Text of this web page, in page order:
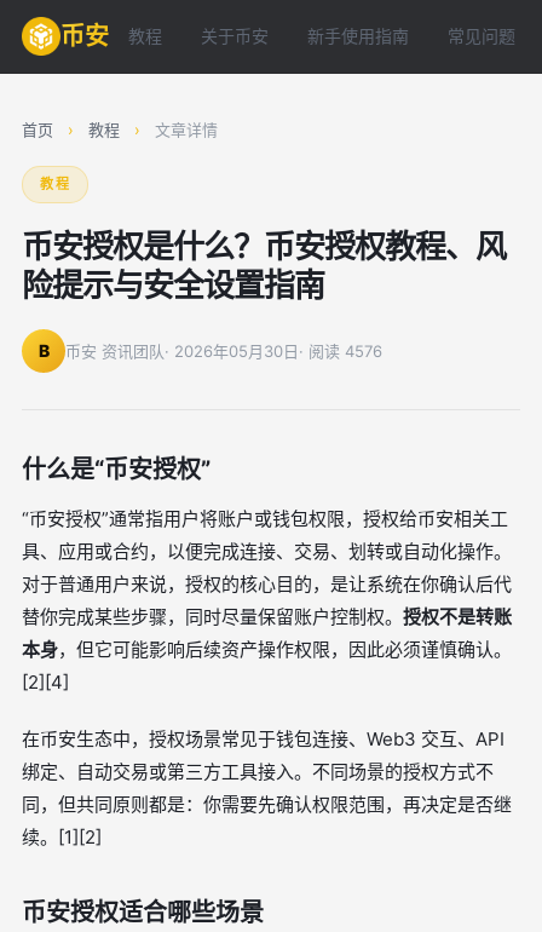
币安 教程 关于币安 新手使用指南 常见问题
首页 › 教程 › 文章详情
教程
币安授权是什么？币安授权教程、风
险提示与安全设置指南
B 币安 资讯团队· 2026年05月30日· 阅读 4576
什么是“币安授权”
“币安授权”通常指用户将账户或钱包权限，授权给币安相关工
具、应用或合约，以便完成连接、交易、划转或自动化操作。
对于普通用户来说，授权的核心目的，是让系统在你确认后代
替你完成某些步骤，同时尽量保留账户控制权。 授权不是转账
本身，但它可能影响后续资产操作权限，因此必须谨慎确认。
[2][4]
在币安生态中，授权场景常见于钱包连接、Web3 交互、API
绑定、自动交易或第三方工具接入。不同场景的授权方式不
同，但共同原则都是：你需要先确认权限范围，再决定是否继
续。[1][2]
币安授权适合哪些场景